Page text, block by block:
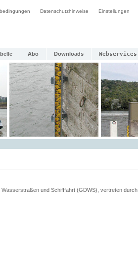
Datenschutzhinweise Einstellungen
Abo Downloads Webservices
und Schifffahrt (GDWS), vertreten durch